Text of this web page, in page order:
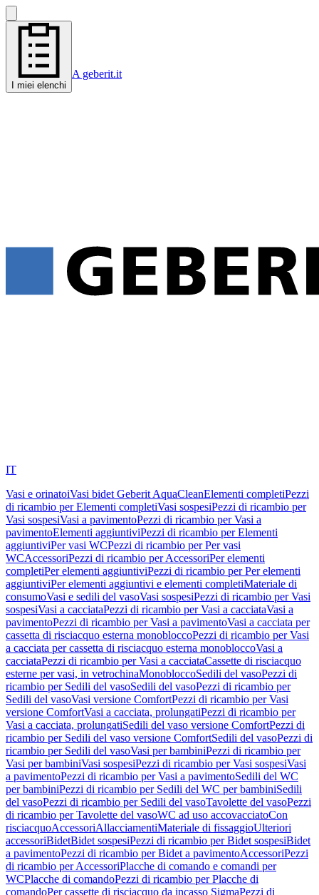
I miei elenchi
A geberit.it
IT
Vasi e orinatoiVasi bidet Geberit AquaCleanElementi completiPezzi
di ricambio per Elementi completiVasi sospesiPezzi di ricambio per
Vasi sospesiVasi a pavimentoPezzi di ricambio per Vasi a
pavimentoElementi aggiuntiviPezzi di ricambio per Elementi
aggiuntiviPer vasi WCPezzi di ricambio per Per vasi
WCAccessoriPezzi di ricambio per AccessoriPer elementi
completiPer elementi aggiuntiviPezzi di ricambio per Per elementi
aggiuntiviPer elementi aggiuntivi e elementi completiMateriale di
consumoVasi e sedili del vasoVasi sospesiPezzi di ricambio per Vasi
sospesiVasi a cacciataPezzi di ricambio per Vasi a cacciataVasi a
pavimentoPezzi di ricambio per Vasi a pavimentoVasi a cacciata per
cassetta di risciacquo esterna monobloccoPezzi di ricambio per Vasi
a cacciata per cassetta di risciacquo esterna monobloccoVasi a
cacciataPezzi di ricambio per Vasi a cacciataCassette di risciacquo
esterne per vasi, in vetrochinaMonobloccoSedili del vasoPezzi di
ricambio per Sedili del vasoSedili del vasoPezzi di ricambio per
Sedili del vasoVasi versione ComfortPezzi di ricambio per Vasi
versione ComfortVasi a cacciata, prolungatiPezzi di ricambio per
Vasi a cacciata, prolungatiSedili del vaso versione ComfortPezzi di
ricambio per Sedili del vaso versione ComfortSedili del vasoPezzi di
ricambio per Sedili del vasoVasi per bambiniPezzi di ricambio per
Vasi per bambiniVasi sospesiPezzi di ricambio per Vasi sospesiVasi
a pavimentoPezzi di ricambio per Vasi a pavimentoSedili del WC
per bambiniPezzi di ricambio per Sedili del WC per bambiniSedili
del vasoPezzi di ricambio per Sedili del vasoTavolette del vasoPezzi
di ricambio per Tavolette del vasoWC ad uso accovacciatoCon
risciacquoAccessoriAllacciamentiMateriale di fissaggioUlteriori
accessoriBidetBidet sospesiPezzi di ricambio per Bidet sospesiBidet
a pavimentoPezzi di ricambio per Bidet a pavimentoAccessoriPezzi
di ricambio per AccessoriPlacche di comando e comandi per
WCPlacche di comandoPezzi di ricambio per Placche di
comandoPer cassette di risciacquo da incasso SigmaPezzi di